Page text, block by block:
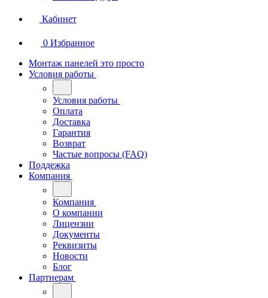
Кабинет
0 Избранное
Монтаж панелей это просто
Условия работы
Условия работы
Оплата
Доставка
Гарантия
Возврат
Частые вопросы (FAQ)
Поддежка
Компания
Компания
О компании
Лицензии
Документы
Реквизиты
Новости
Блог
Партнерам